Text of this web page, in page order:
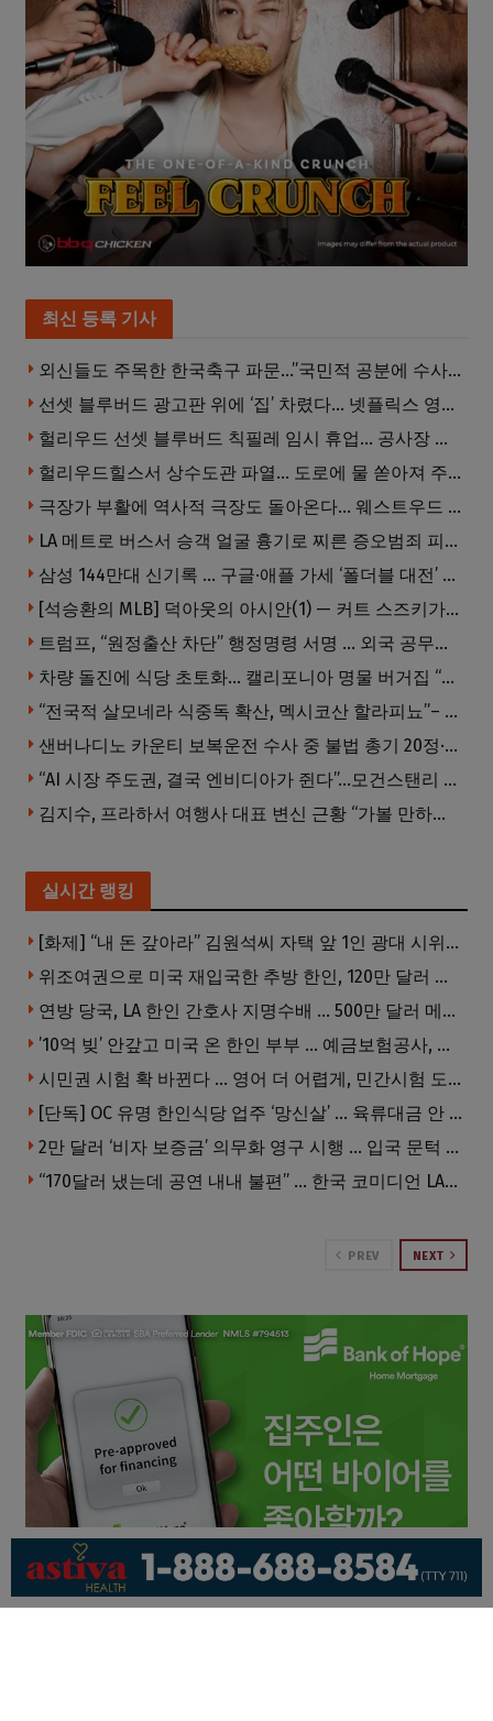
최신 등록 기사
외신들도 주목한 한국축구 파문…”국민적 공분에 수사 재개”
선셋 블루버드 광고판 위에 ‘집’ 차렸다… 넷플릭스 영화 홍보 이색 퍼포먼스
헐리우드 선셋 블루버드 칙필레 임시 휴업… 공사장 담장은 낙서로 뒤덮여
헐리우드힐스서 상수도관 파열… 도로에 물 쏟아져 주민 약 100명 피해
극장가 부활에 역사적 극장도 돌아온다… 웨스트우드 ‘브루인 극장’ 10월 재개장 추진
LA 메트로 버스서 승객 얼굴 흉기로 찌른 증오범죄 피고인, 종신형에 징역 7년 추가 선고
삼성 144만대 신기록 … 구글·애플 가세 ‘폴더블 대전’ 열린다
[석승환의 MLB] 덕아웃의 아시안(1) — 커트 스즈키가 우리에게 묻는 것
트럼프, “원정출산 차단” 행정명령 서명 … 외국 공무원 자녀도 시민권 안준다
차량 돌진에 식당 초토화… 캘리포니아 명물 버거집 “다시 일어설 수 있도록 도와주세요”
“전국적 살모네라 식중독 확산, 멕시코산 할라피뇨”– CDC
샌버나디노 카운티 보복운전 수사 중 불법 총기 20정·탄약 2만 발 압수
“AI 시장 주도권, 결국 엔비디아가 쥔다”…모건스탠리 장담
김지수, 프라하서 여행사 대표 변신 근황 “가볼 만하니…”
실시간 랭킹
[화제] “내 돈 갚아라” 김원석씨 자택 앞 1인 광대 시위 … 한인 투자사, “108만 달러 못받아”
위조여권으로 미국 재입국한 추방 한인, 120만 달러 은행 사기 행각
연방 당국, LA 한인 간호사 지명수배 … 500만 달러 메디캐어 사기, 선고 직전 한국 도주
’10억 빚’ 안갚고 미국 온 한인 부부 … 예금보험공사, 미국서 소송
시민권 시험 확 바뀐다 … 영어 더 어렵게, 민간시험 도입 추진
[단독] OC 유명 한인식당 업주 ‘망신살’ … 육류대금 안 갚자 식당서 공개추심
2만 달러 ‘비자 보증금’ 의무화 영구 시행 … 입국 문턱 더 높아진다.
“170달러 냈는데 공연 내내 불편” … 한국 코미디언 LA공연, 음향 불량에 외모 비하 개그 논란
PREV NEXT